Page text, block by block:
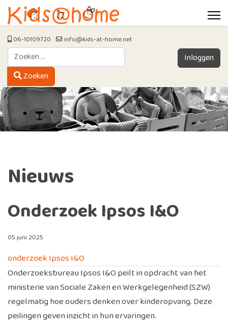
06-10109720 info@kids-at-home.net
Zoeken
Type 2 or more characters for results.
Zoeken
Inloggen
Nieuws
Onderzoek Ipsos I&O
05 juni 2025
onderzoek Ipsos I&O
Onderzoeksbureau Ipsos I&O peilt in opdracht van het
ministerie van Sociale Zaken en Werkgelegenheid (SZW)
regelmatig hoe ouders denken over kinderopvang. Deze
peilingen geven inzicht in hun ervaringen.